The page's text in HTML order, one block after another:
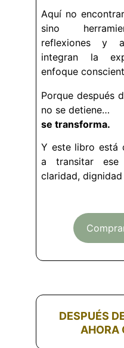
Aquí no
sino
reflexiones y
integran la
enfoque
Porque después
no se detiene…
se transforma.
Y este libro está
a transitar ese
claridad,
DESPUÉS
AHORA